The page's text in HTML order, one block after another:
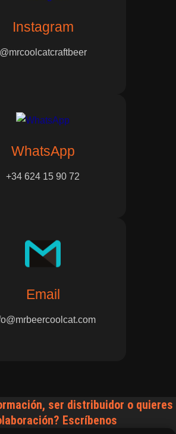
Instagram
@mrcoolcatcraftbeer
WhatsApp
+34 624 15 90 72
Email
ser distribuidor o quieres
Escríbenos